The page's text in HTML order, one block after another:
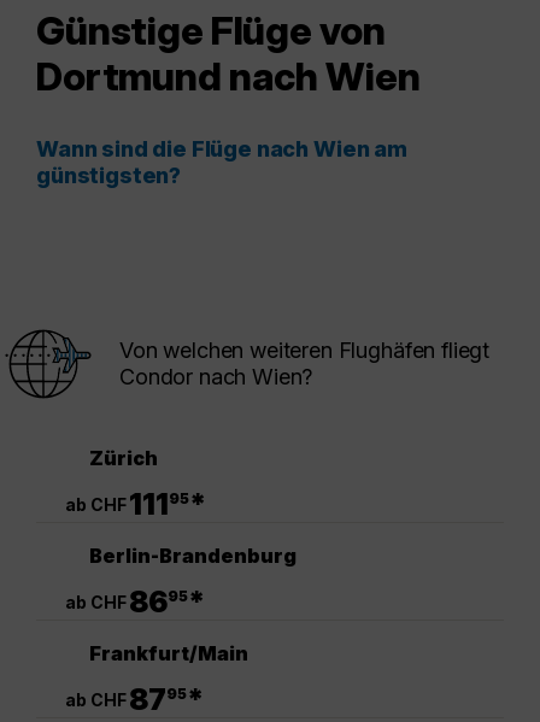
Günstige Flüge von
Dortmund nach Wien
Wann sind die Flüge nach Wien am
günstigsten?
Von welchen weiteren Flughäfen fliegt
Condor nach Wien?
Zürich
ab CHF11195*
Berlin-Brandenburg
ab CHF8695*
Frankfurt/Main
ab CHF8795*